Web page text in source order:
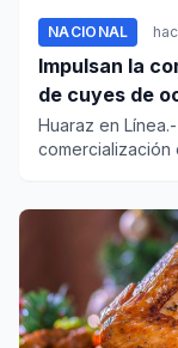
NACIONAL
Impulsan la
de cuyes de
Huaraz en
comercialización